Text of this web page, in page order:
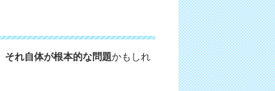
それ自体が根本的な問題かもしれ